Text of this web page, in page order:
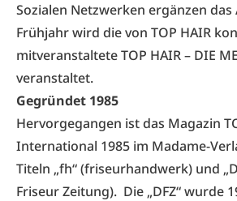
Sozialen Netzwerken ergänzen das
Frühjahr wird die von TOP HAIR
mitveranstaltete TOP HAIR – DIE
veranstaltet.
Gegründet 1985
Hervorgegangen ist das Magazin
International 1985 im Madame-
Titeln „fh“ (friseurhandwerk) und
Friseur Zeitung). Die „DFZ“ wurde